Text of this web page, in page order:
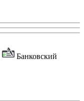
Банковский